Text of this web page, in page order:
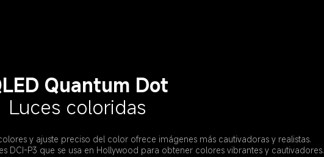
Quantum Dot
Luces coloridas
y ajuste preciso del color ofrece imágenes más cautivadoras y realistas.
DCI-P3 que se usa en Hollywood para obtener colores vibrantes y cautivadores.